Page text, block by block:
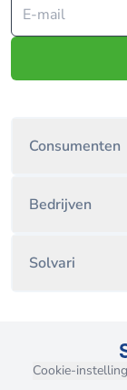
Consumenten
Bedrijven
Solvari
Cookie-